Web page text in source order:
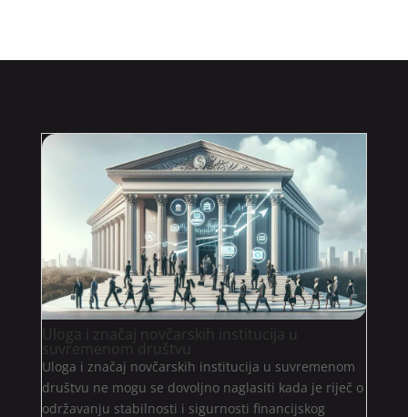
Uloga i značaj novčarskih institucija u
suvremenom društvu
Uloga i značaj novčarskih institucija u suvremenom
društvu ne mogu se dovoljno naglasiti kada je riječ o
održavanju stabilnosti i sigurnosti financijskog